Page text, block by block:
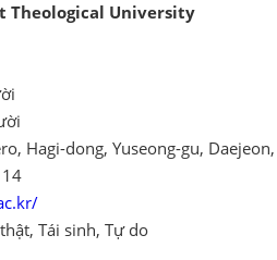
Theological University
Hagi-dong, Yuseong-gu,
Tái sinh, Tự do